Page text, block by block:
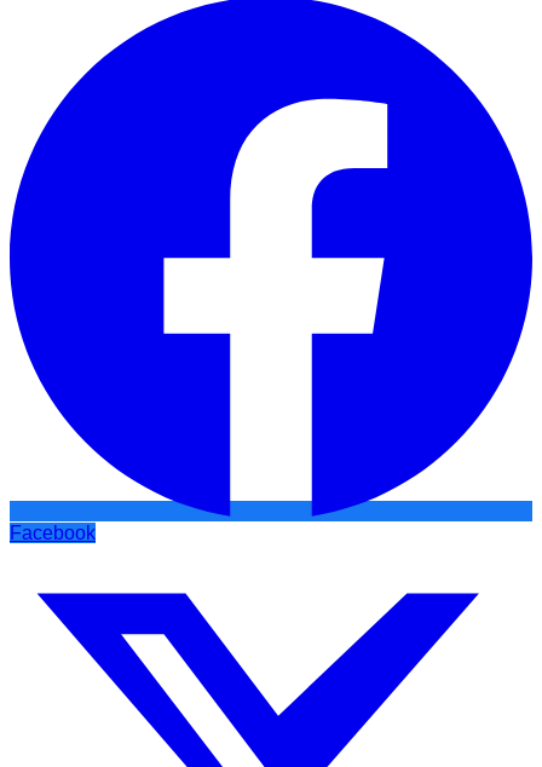
Facebook